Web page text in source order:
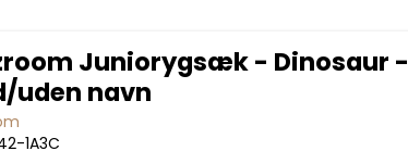
Juniorygsæk - Dinosaur -
uden navn
1A3C